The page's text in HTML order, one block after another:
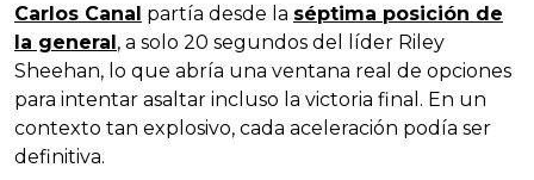
Carlos Canal partía desde la séptima posición de
la general, a solo 20 segundos del líder Riley
Sheehan, lo que abría una ventana real de opciones
para intentar asaltar incluso la victoria final. En un
contexto tan explosivo, cada aceleración podía ser
definitiva.